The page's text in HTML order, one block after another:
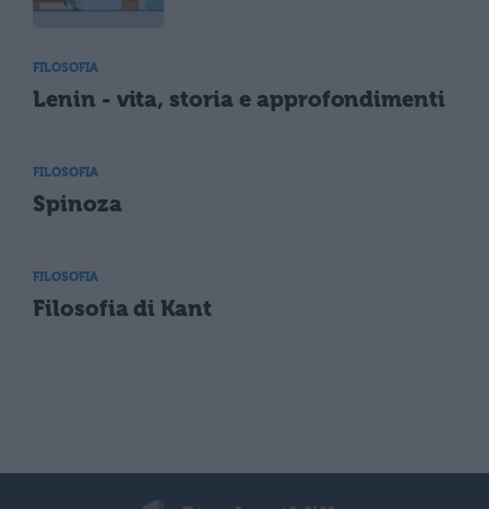
FILOSOFIA
Lenin - vita, storia e approfondimenti
FILOSOFIA
Spinoza
FILOSOFIA
Filosofia di Kant